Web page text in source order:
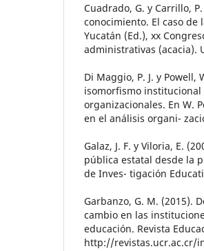
Cuadrado, G. y Carrillo,
conocimiento. El caso de
Yucatán (Ed.), xx
administrativas (acacia).
Di Maggio, P. J. y Powell,
isomorfismo institucional
organizacionales. En W.
en el análisis organi-
Galaz, J. F. y Viloria, E.
pública estatal desde la
de Inves- tigación
Garbanzo, G. M. (2015).
cambio en las
educación. Revista
http://revistas.ucr.ac.cr/